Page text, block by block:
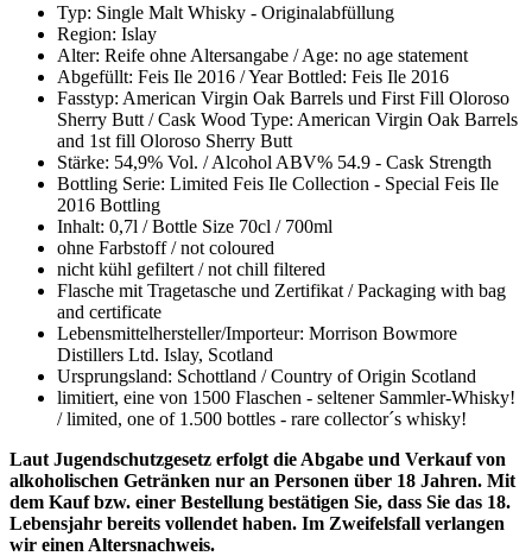
Typ: Single Malt Whisky - Originalabfüllung
Region: Islay
Alter: Reife ohne Altersangabe / Age: no age statement
Abgefüllt: Feis Ile 2016 / Year Bottled: Feis Ile 2016
Fasstyp: American Virgin Oak Barrels und First Fill Oloroso
Sherry Butt / Cask Wood Type: American Virgin Oak Barrels
and 1st fill Oloroso Sherry Butt
Stärke: 54,9% Vol. / Alcohol ABV% 54.9 - Cask Strength
Bottling Serie: Limited Feis Ile Collection - Special Feis Ile
2016 Bottling
Inhalt: 0,7l / Bottle Size 70cl / 700ml
ohne Farbstoff / not coloured
nicht kühl gefiltert / not chill filtered
Flasche mit Tragetasche und Zertifikat / Packaging with bag
and certificate
Lebensmittelhersteller/Importeur: Morrison Bowmore
Distillers Ltd. Islay, Scotland
Ursprungsland: Schottland / Country of Origin Scotland
limitiert, eine von 1500 Flaschen - seltener Sammler-Whisky!
/ limited, one of 1.500 bottles - rare collector´s whisky!
Laut Jugendschutzgesetz erfolgt die Abgabe und Verkauf von
alkoholischen Getränken nur an Personen über 18 Jahren. Mit
dem Kauf bzw. einer Bestellung bestätigen Sie, dass Sie das 18.
Lebensjahr bereits vollendet haben. Im Zweifelsfall verlangen
wir einen Altersnachweis.